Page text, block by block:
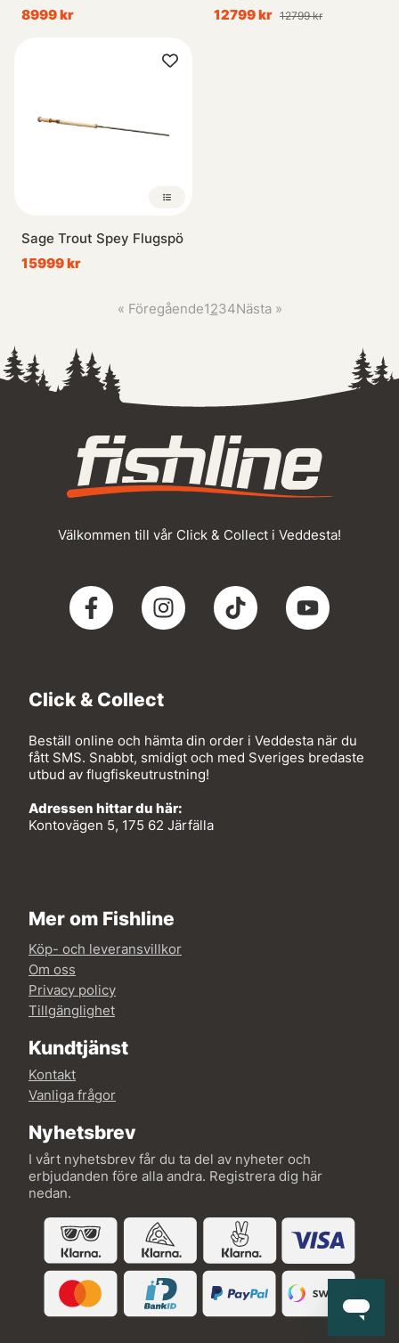
8999 kr
12799 kr 12799 kr
Sage Trout Spey Flugspö
15999 kr
« Föregående1234Nästa »
Välkommen till vår Click & Collect i Veddesta!
Click & Collect
Beställ online och hämta din order i Veddesta när du
fått SMS. Snabbt, smidigt och med Sveriges bredaste
utbud av flugfiskeutrustning!
Adressen hittar du här:
Kontovägen 5, 175 62 Järfälla
Mer om Fishline
Köp- och leveransvillkor
Om oss
Privacy policy
Tillgänglighet
Kundtjänst
Kontakt
Vanliga frågor
Nyhetsbrev
I vårt nyhetsbrev får du ta del av nyheter och
erbjudanden före alla andra. Registrera dig här
nedan.